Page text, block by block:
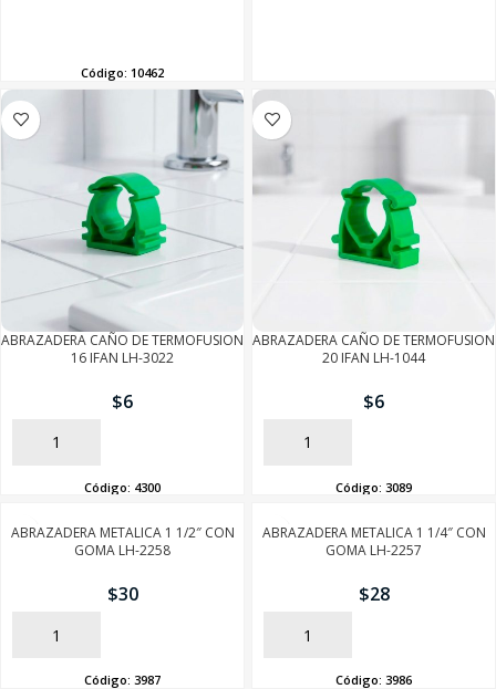
Código: 10462
ABRAZADERA CAÑO DE TERMOFUSION
16 IFAN LH-3022
$6
AÑADIR
Código: 4300
ABRAZADERA CAÑO DE TERMOFUSION
20 IFAN LH-1044
$6
AÑADIR
Código: 3089
ABRAZADERA METALICA 1 1/2″ CON
GOMA LH-2258
$30
AÑADIR
Código: 3987
ABRAZADERA METALICA 1 1/4″ CON
GOMA LH-2257
$28
AÑADIR
Código: 3986